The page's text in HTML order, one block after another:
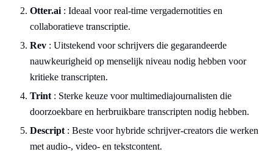
Otter.ai : Ideaal voor real-time vergadernotities en
collaboratieve transcriptie.
Rev : Uitstekend voor schrijvers die gegarandeerde
nauwkeurigheid op menselijk niveau nodig hebben voor
kritieke transcripten.
Trint : Sterke keuze voor multimediajournalisten die
doorzoekbare en herbruikbare transcripten nodig hebben.
Descript : Beste voor hybride schrijver-creators die werken
met audio-, video- en tekstcontent.